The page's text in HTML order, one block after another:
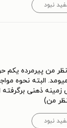
نبود
من پیرمرده یکم
البته نحوه
زمینه ذهنی برگرفته
من)
نبود